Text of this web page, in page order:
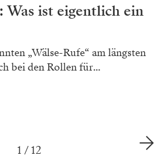
Was ist eigentlich ein
„Wälse-Rufe“ am längsten
bei den Rollen für...
1 /12